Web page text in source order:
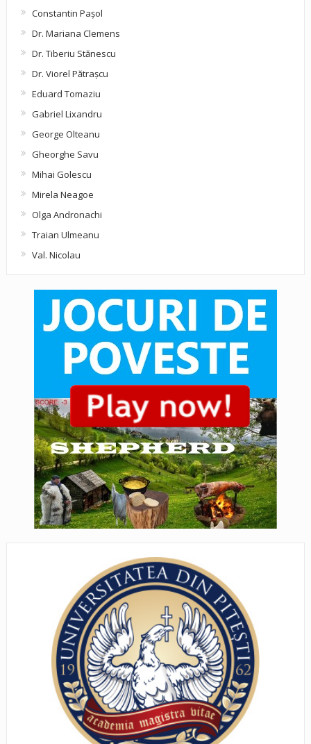
Constantin Pașol
Dr. Mariana Clemens
Dr. Tiberiu Stănescu
Dr. Viorel Pătraşcu
Eduard Tomaziu
Gabriel Lixandru
George Olteanu
Gheorghe Savu
Mihai Golescu
Mirela Neagoe
Olga Andronachi
Traian Ulmeanu
Val. Nicolau